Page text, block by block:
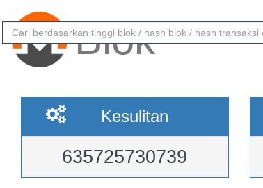
Blok
Kesulitan
635725730739